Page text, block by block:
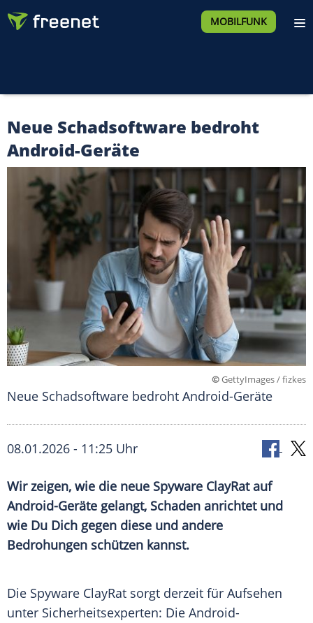
MOBILFUNK
Neue Schadsoftware bedroht
Android-Geräte
©GettyImages / fizkes
Neue Schadsoftware bedroht Android-Geräte
08.01.2026 - 11:25 Uhr
Wir zeigen, wie die neue Spyware ClayRat auf
Android-Geräte gelangt, Schaden anrichtet und
wie Du Dich gegen diese und andere
Bedrohungen schützen kannst.
Die Spyware ClayRat sorgt derzeit für Aufsehen
unter Sicherheitsexperten: Die Android-